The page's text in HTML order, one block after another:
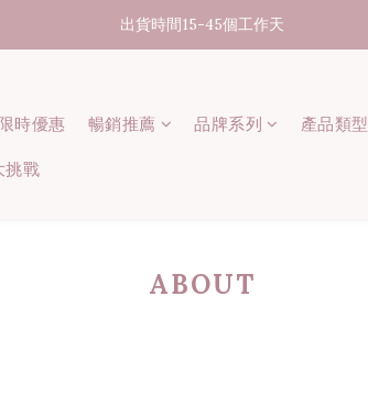
07/31-08/08 煥新盛夏 | 夏日美好節
出貨時間15-45個工作天
07/31-08/08 煥新盛夏 | 夏日美好節
限時優惠 暢銷推薦 品牌系列 產品類型
挑戰
ABOUT